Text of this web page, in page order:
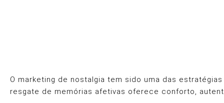
O marketing de nostalgia tem sido uma das
resgate de memórias afetivas oferece conforto,